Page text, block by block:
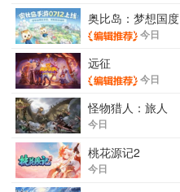
奥比岛：梦想国度
今日
远征
今日
怪物猎人：旅人
今日
桃花源记2
今日